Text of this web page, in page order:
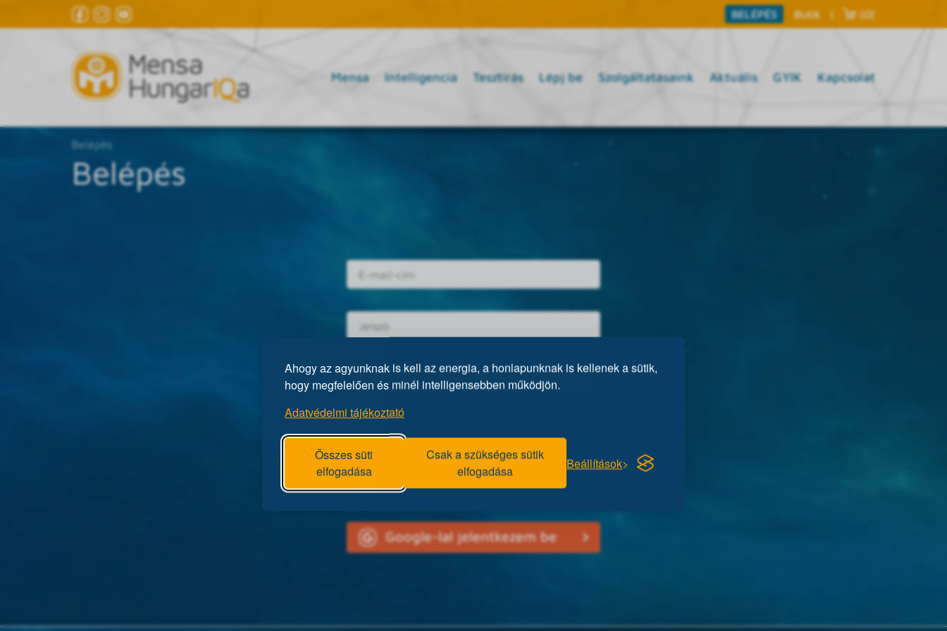
Ahogy az agyunknak is kell az energia, a honlapunknak is kellenek a sütik,
hogy megfelelően és minél intelligensebben működjön.
Adatvédelmi tájékoztató
Összes süti
elfogadása
Csak a szükséges sütik
elfogadása
Beállítások
BELÉPÉS Butik | (0)
Mensa Intelligencia Tesztírás Lépj be Szolgáltatásaink Aktuális GYIK Kapcsolat
Belépés
Belépés
Facebookkal jelentkezem be
Google-lal jelentkezem be